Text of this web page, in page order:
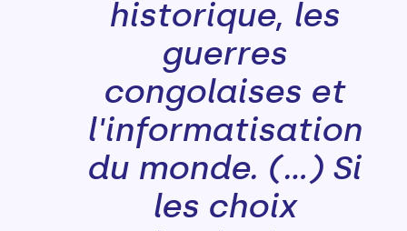
historique, les
guerres
congolaises et
l'informatisation
du monde. (...) Si
les choix